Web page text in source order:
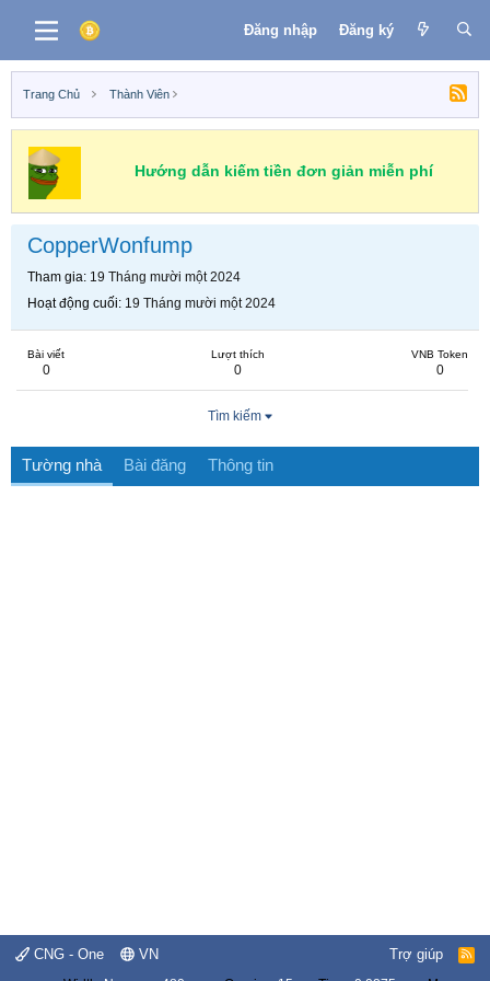
Đăng nhập Đăng ký
Trang Chủ Thành Viên
Hướng dẫn kiếm tiền đơn giản miễn phí
CopperWonfump
Tham gia 19 Tháng mười một 2024
Hoạt động cuối 19 Tháng mười một 2024
Bài viết
0
Lượt thích
0
VNB Token
0
Tìm kiếm
Tường nhà Bài đăng Thông tin
CNG - One VN Trợ giúp
R